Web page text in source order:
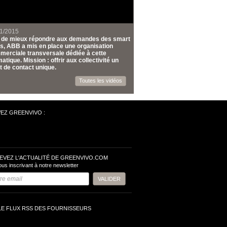
2015
mieux répondre aux demandes des smart
ABB a mis en place une organisation
transversale dédiée à cette
Mission : offrir aux collectivité un
de contact unique.
Toutes les vidéos
GREENVIVO :
L'ACTUALITÉ DE GREENVIVO.COM
inscrivant à notre newsletter
FLUX RSS DES FOURNISSEURS